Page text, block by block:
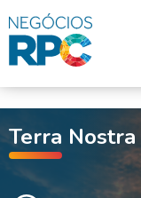
Terra Nostra